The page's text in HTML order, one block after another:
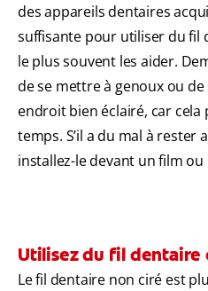
des appareils dentaires
suffisante pour utiliser du fil
le plus souvent les aider.
de se mettre à genoux ou de
endroit bien éclairé, car
temps. S’il a du mal à rester
installez-le devant un film
Utilisez du fil dentaire
Le fil dentaire non ciré est